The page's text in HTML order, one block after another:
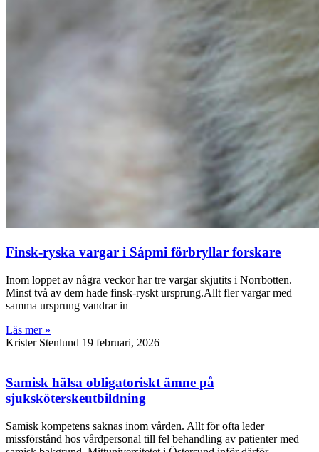
Finsk-ryska vargar i Sápmi förbryllar forskare
Inom loppet av några veckor har tre vargar skjutits i Norrbotten.
Minst två av dem hade finsk-ryskt ursprung.Allt fler vargar med
samma ursprung vandrar in
Läs mer »
Krister Stenlund 19 februari, 2026
Samisk hälsa obligatoriskt ämne på
sjuksköterskeutbildning
Samisk kompetens saknas inom vården. Allt för ofta leder
missförstånd hos vårdpersonal till fel behandling av patienter med